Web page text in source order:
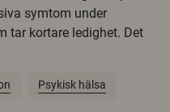
symtom under
tar kortare ledighet. Det
Psykisk hälsa